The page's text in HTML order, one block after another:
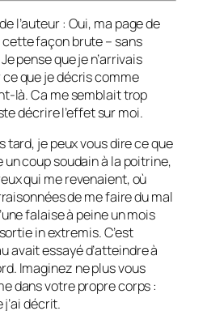
l’auteur : Oui, ma page de
façon brute – sans
pense que je n’arrivais
que je décris comme
là. Ca me semblait trop
décrire l’effet sur moi.
tard, je peux vous dire ce que
un coup soudain à la poitrine,
qui me revenaient, où
de me faire du mal
falaise à peine un mois
in extremis. C’est
avait essayé d’atteindre à
Imaginez ne plus vous
dans votre propre corps :
j’ai décrit.